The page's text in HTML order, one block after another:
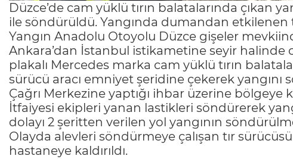
Düzce’de cam yüklü tırın balatalarında çıkan
ile söndürüldü. Yangında dumandan etkilenen
Yangın Anadolu Otoyolu Düzce gişeler
Ankara’dan İstanbul istikametine seyir halinde
plakalı Mercedes marka cam yüklü tırın
sürücü aracı emniyet şeridine çekerek yangını
Çağrı Merkezine yaptığı ihbar üzerine bölgeye
İtfaiyesi ekipleri yanan lastikleri söndürerek
dolayı 2 şeritten verilen yol yangının
Olayda alevleri söndürmeye çalışan tır
hastaneye kaldırıldı.